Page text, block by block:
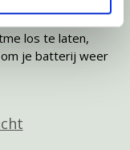
los te laten,
om je batterij weer